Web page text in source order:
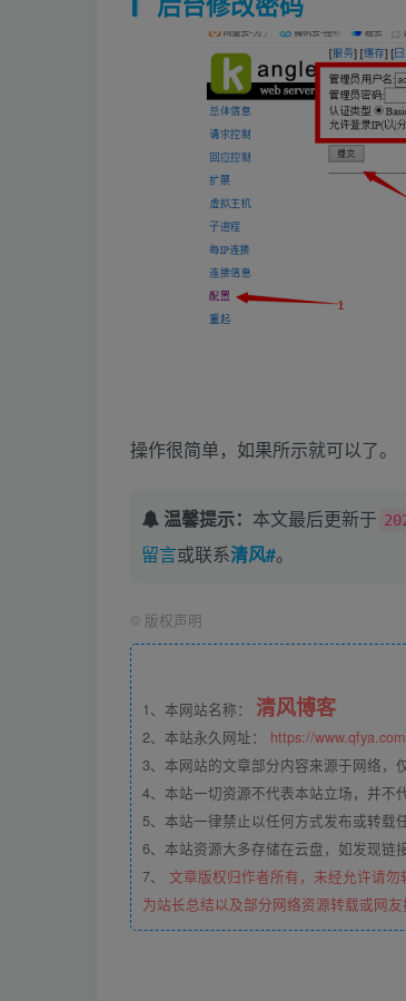
操作很简单，如果所示就可以了。
温馨提示： 本文最后更新于
留言或联系清风#。
© 版权声明
1、本网站名称： 清风博客
2、本站永久网址： https://www.qfya.com
3、本网站的文章部分内容来源于网络，
4、本站一切资源不代表本站立场，并不
5、本站一律禁止以任何方式发布或转载
6、本站资源大多存储在云盘，如发现链
7、 文章版权归作者所有，未经允许请
为站长总结以及部分网络资源转载或网